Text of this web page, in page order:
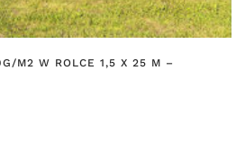
M2 W ROLCE 1,5 X 25 M –